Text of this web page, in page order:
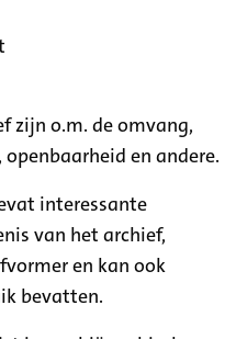
zijn o.m. de omvang,
en andere.
interessante
van het archief,
en kan ook
bevatten.